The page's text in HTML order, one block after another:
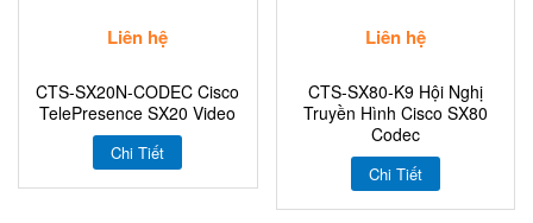
Liên hệ
CTS-SX20N-CODEC Cisco
TelePresence SX20 Video
Chi Tiết
Liên hệ
CTS-SX80-K9 Hội Nghị
Truyền Hình Cisco SX80
Codec
Chi Tiết